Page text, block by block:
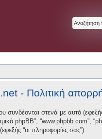
- Πολιτική
στενά με αυτό
phpBB”, “www.phpbb.com”,
“οι πληροφορίες σας”).